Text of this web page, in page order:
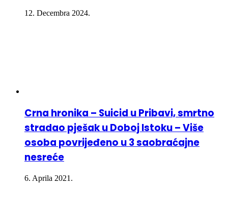
12. Decembra 2024.
Crna hronika – Suicid u Pribavi, smrtno
stradao pješak u Doboj Istoku – Više
osoba povrijeđeno u 3 saobraćajne
nesreće
6. Aprila 2021.